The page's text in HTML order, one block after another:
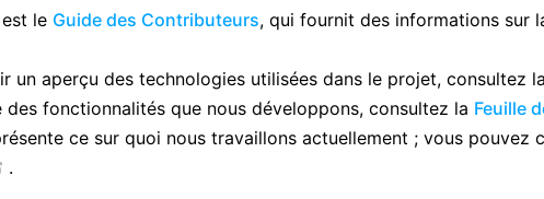
le Guide des Contributeurs, qui fournit des informations sur
un aperçu des technologies utilisées dans le projet, consultez
des fonctionnalités que nous développons, consultez la Feuille
new window)
ce sur quoi nous travaillons actuellement ; vous pouvez
.